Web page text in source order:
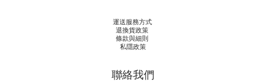
運送服務方式
退換貨政策
條款與細則
私隱政策
聯絡我們